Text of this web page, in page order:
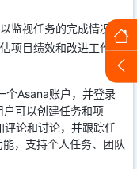
监视任务的完成情况。
项目绩效和改进工作流
个Asana账户，并登录
可以创建任务和项
评论和讨论，并跟踪任
，支持个人任务、团队